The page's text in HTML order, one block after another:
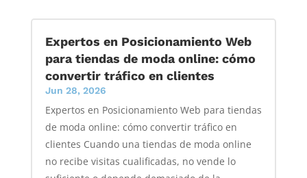
Expertos en Posicionamiento Web
para tiendas de moda online: cómo
convertir tráfico en clientes
Jun 28, 2026
Expertos en Posicionamiento Web para tiendas
de moda online: cómo convertir tráfico en
clientes Cuando una tiendas de moda online
no recibe visitas cualificadas, no vende lo